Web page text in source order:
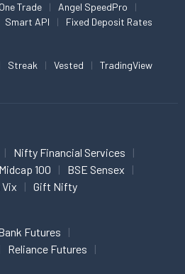
Trade
Angel SpeedPro
Smart API Fixed Deposit Rates
Streak Vested TradingView
Nifty Financial Services
100
BSE Sensex
Vix Gift Nifty
Futures
Reliance Futures